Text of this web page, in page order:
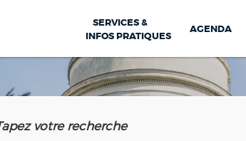
SERVICES &
INFOS PRATIQUES
AGENDA